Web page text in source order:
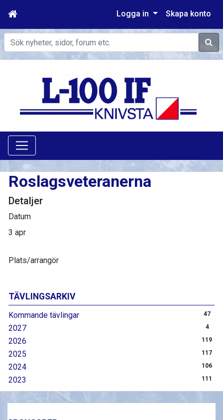
Logga in Skapa konto
Sök
TÄVLINGSARKIV
Kommande tävlingar 47
2027 4
2026 119
2025 117
2024 106
2023 111
Roslagsveteranerna
Detaljer
Datum
3 apr
Plats/arrangör